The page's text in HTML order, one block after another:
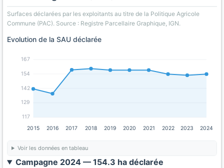
Surfaces déclarées par les exploitants au titre de la Politique Agricole
Commune (PAC). Source : Registre Parcellaire Graphique, IGN.
Evolution de la SAU déclarée
117
129
142
154
167
2015 2016 2017 2018 2019 2020 2021 2022 2023 2024
Voir les données en tableau
Campagne 2024 — 154.3 ha déclarée